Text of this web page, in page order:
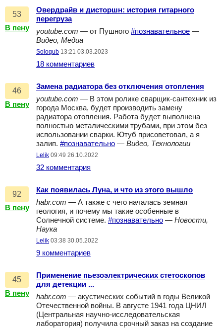
53
В пену
Овердрайв и дисторшн: история гитарного
перегруза
youtube.com — от Пушного #познавательное —
Видео, Медиа
Soloqub 13:21 03.03.2023
18 комментариев
46
В пену
Замена радиатора без отключения отопления
youtube.com — В этом ролике сварщик-сантехник из
города Москва, будет производить замену
радиатора отопления. Работа будет выполнена
полностью металическими трубами, при этом без
использовании сварки. Ютуб присоветовал, а я
залип. #познавательно — Видео, Технологии
Lelik 09:49 26.10.2022
32 комментария
92
В пену
Как появилась Луна, и что из этого вышло
habr.com — А также с чего началась земная
геология, и почему мы такие особенные в
Солнечной системе. #познавательно — Новости,
Наука
Lelik 03:38 30.05.2022
9 комментариев
45
В пену
Применение пьезоэлектрических стетоскопов
для детекции ...
habr.com — акустических событий в годы Великой
Отечественной войны. В августе 1941 года ЦНИЛ
(Центральная научно-исследовательская
лаборатория) получила срочный заказ на создание